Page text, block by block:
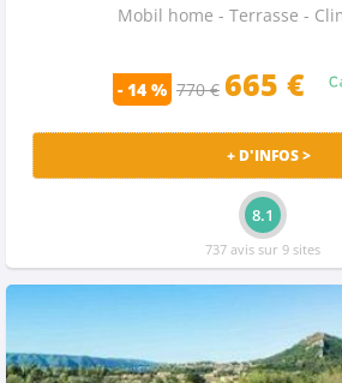
Mobil home - Terrasse -
- 14 % 770 € 665 €
+ D'INFOS >
8.1
737 avis sur 9 sites